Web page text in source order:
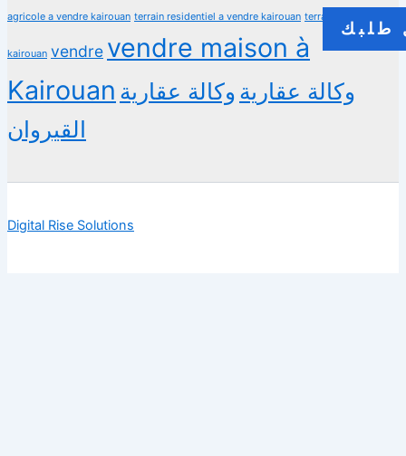
طلبك
agricole a vendre kairouan terrain residentiel a vendre kairouan terrain à vendre
kairouan vendre vendre maison à
Kairouan
وكالة عقارية وكالة عقارية
القيروان
Digital Rise Solutions